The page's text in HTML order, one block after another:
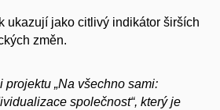
ukazují jako citlivý indikátor širších
změn.
projektu „Na všechno sami:
společnost“, který je